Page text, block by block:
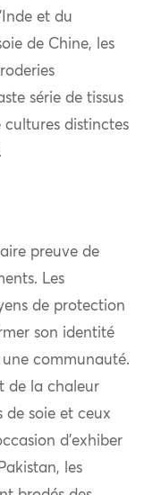
et du
de Chine, les
série de tissus
distinctes
preuve de
Les
de protection
son identité
communauté.
de la chaleur
de soie et ceux
d’exhiber
les